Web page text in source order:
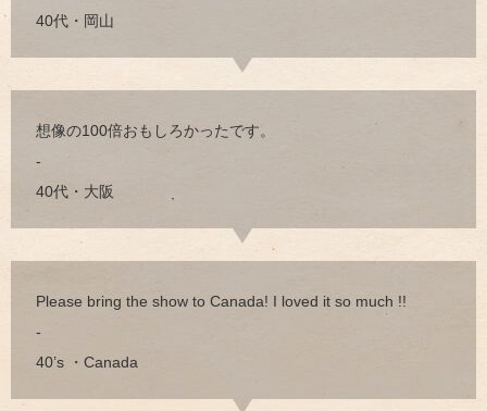
40代・岡山
想像の100倍おもしろかったです。
-
40代・大阪
Please bring the show to Canada! I loved it so much !!
-
40’s ・Canada